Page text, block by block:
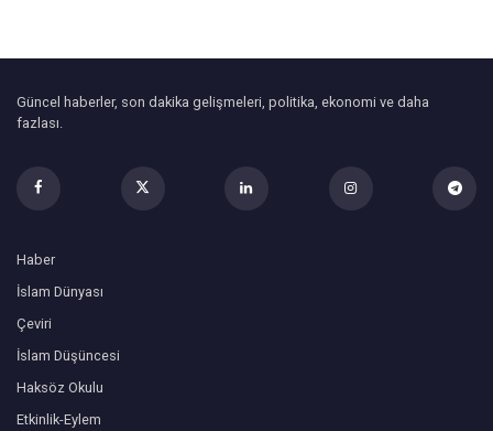
Güncel haberler, son dakika gelişmeleri, politika, ekonomi ve daha
fazlası.
Haber
İslam Dünyası
Çeviri
İslam Düşüncesi
Haksöz Okulu
Etkinlik-Eylem